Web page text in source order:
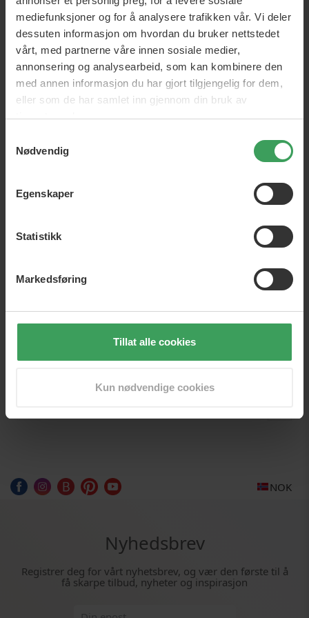
mediefunksjoner og for å analysere trafikken vår. Vi deler
dessuten informasjon om hvordan du bruker nettstedet
vårt, med partnerne våre innen sosiale medier,
annonsering og analysearbeid, som kan kombinere den
med annen informasjon du har gjort tilgjengelig for dem,
eller som de har samlet inn gjennom din bruk av
tjenestene deres.
Nødvendig
Egenskaper
Statistikk
Markedsføring
Tillat alle cookies
Kun nødvendige cookies
Priskr 45,75
Legg i handlekurven
Priskr 45,75
Legg i handlekurven
Kraftige Power 5 toalettblokker sørger for glitrende renslighet
glans. Glansen og styrken, samt en enestående
hygieneformel, sikrer en langvarig friskhetsopplevelse.
NOK
Nyhedsbrev
Registrer deg for vårt nyhetsbrev, og vær den første til å
få skarpe tilbud, nyheter og inspirasjon